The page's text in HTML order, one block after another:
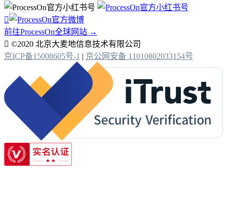

前往ProcessOn全球网站 →
 ©2020 北京大麦地信息技术有限公司
京ICP备15008605号-1 | 京公网安备 11010802033154号